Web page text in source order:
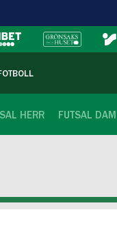
HERR FUTSAL DAM